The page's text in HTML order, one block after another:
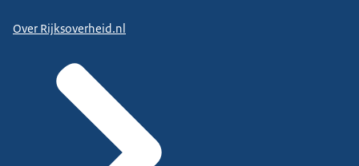
Over Rijksoverheid.nl